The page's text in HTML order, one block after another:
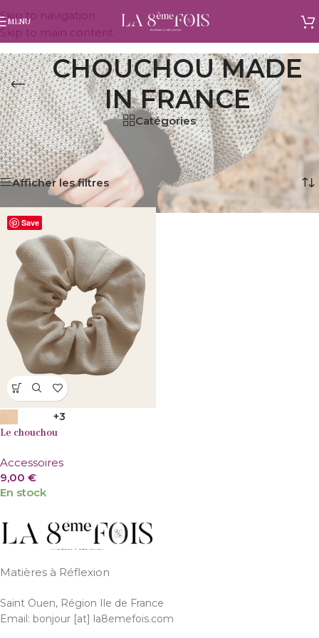
Skip to navigation
Skip to main content
MENU
CHOUCHOU MADE
IN FRANCE
Catégories
Accueil/Produits identifiés “chouchou made in France”
Voici le seul résultat
Afficher les filtres
Save
+3
Le chouchou
Accessoires
9,00 €
En stock
Matières à Réflexion
Saint Ouen, Région Ile de France
Email: bonjour [at] la8emefois.com